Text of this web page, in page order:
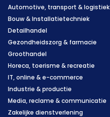
Automotive, transport & logistiek
Bouw & Installatietechniek
Detailhandel
Gezondheidszorg & farmacie
Groothandel
Horeca, toerisme & recreatie
IT, online & e-commerce
Industrie & productie
Media, reclame & communicatie
Zakelijke dienstverlening